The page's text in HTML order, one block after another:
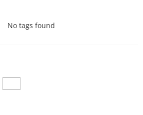
No tags found